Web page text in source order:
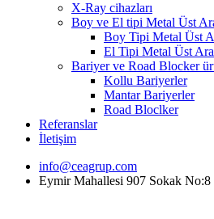
X-Ray cihazları
Boy ve El tipi Metal Üst
Boy Tipi Metal Üst
El Tipi Metal Üst
Bariyer ve Road Blocker
Kollu Bariyerler
Mantar Bariyerler
Road Bloclker
Referanslar
İletişim
info@ceagrup.com
Eymir Mahallesi 907 Sokak